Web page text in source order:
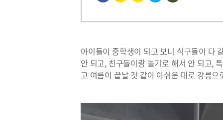
아이들이 중학생이 되고 보니 식구들이 다
안 되고, 친구들이랑 놀기로 해서 안 되고,
고 여름이 끝날 것 같아 아쉬운 대로 강릉